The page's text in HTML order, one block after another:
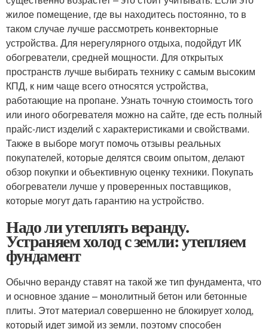
жилое помещение, где вы находитесь постоянно, то в
таком случае лучше рассмотреть конвекторные
устройства. Для нерегулярного отдыха, подойдут ИК
обогреватели, средней мощности. Для открытых
пространств лучше выбирать технику с самым высоким
КПД, к ним чаще всего относятся устройства,
работающие на пропане. Узнать точную стоимость того
или иного обогревателя можно на сайте, где есть полный
прайс-лист изделий с характеристиками и свойствами.
Также в выборе могут помочь отзывы реальных
покупателей, которые делятся своим опытом, делают
обзор покупки и объективную оценку техники. Покупать
обогреватели лучше у проверенных поставщиков,
которые могут дать гарантию на устройство.
Надо ли утеплять веранду.
Устраняем холод с земли: утепляем
фундамент
Обычно веранду ставят на такой же тип фундамента, что
и основное здание – монолитный бетон или бетонные
плиты. Этот материал совершенно не блокирует холод,
который идет зимой из земли, поэтому способен